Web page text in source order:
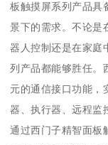
板触摸屏系列产品具
景下的需求。不论是
器人控制还是在家庭
列产品都能够胜任。
元的通信接口功能，
器、执行器、远程监
通过西门子精智面板